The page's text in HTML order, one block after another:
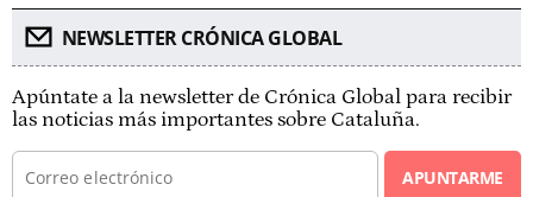
NEWSLETTER CRÓNICA GLOBAL
Apúntate a la newsletter de Crónica Global para recibir
las noticias más importantes sobre Cataluña.
APUNTARME